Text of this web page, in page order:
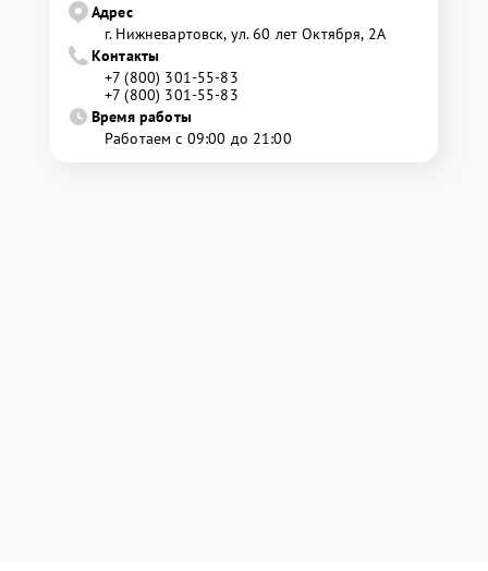
Адрес
г. Нижневартовск, ул. 60 лет Октября, 2А
Контакты
+7 (800) 301-55-83
+7 (800) 301-55-83
Время работы
Работаем с 09:00 до 21:00